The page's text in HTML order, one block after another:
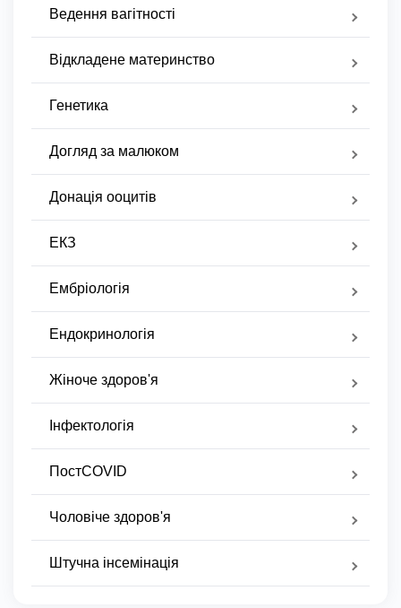
Ведення вагітності
Відкладене материнство
Генетика
Догляд за малюком
Донація ооцитів
ЕКЗ
Ембріологія
Ендокринологія
Жіноче здоров'я
Інфектологія
ПостCOVID
Чоловіче здоров'я
Штучна інсемінація